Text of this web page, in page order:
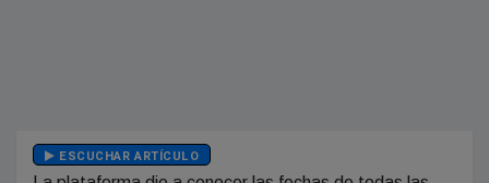
ESCUCHAR ARTÍCULO